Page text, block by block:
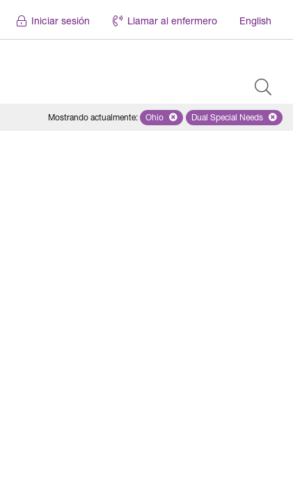
Iniciar sesión Llamar al enfermero English
Mostrando actualmente: Remove selected state 'Ohio'
Ohio Remove
Dual Special Needs